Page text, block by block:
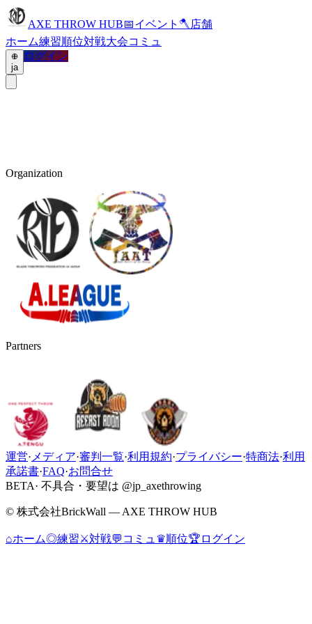
AXE THROW HUB📅イベント 🪓 店舗
ホーム練習順位対戦大会コミュ
ja
ログイン
Organization
Partners
運営· メディア·審判一覧·利用規約·プライバシー·特商法·利用
承諾書·FAQ·お問合せ
BETA· 不具合・要望は @jp_axethrowing
© 株式会社BrickWall — AXE THROW HUB
⌂ホーム◎練習⚔対戦💬 コミュ ♛順位🏆 ログイン